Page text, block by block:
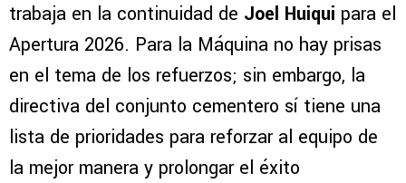
trabaja en la continuidad de Joel Huiqui para el
Apertura 2026. Para la Máquina no hay prisas
en el tema de los refuerzos; sin embargo, la
directiva del conjunto cementero sí tiene una
lista de prioridades para reforzar al equipo de
la mejor manera y prolongar el éxito